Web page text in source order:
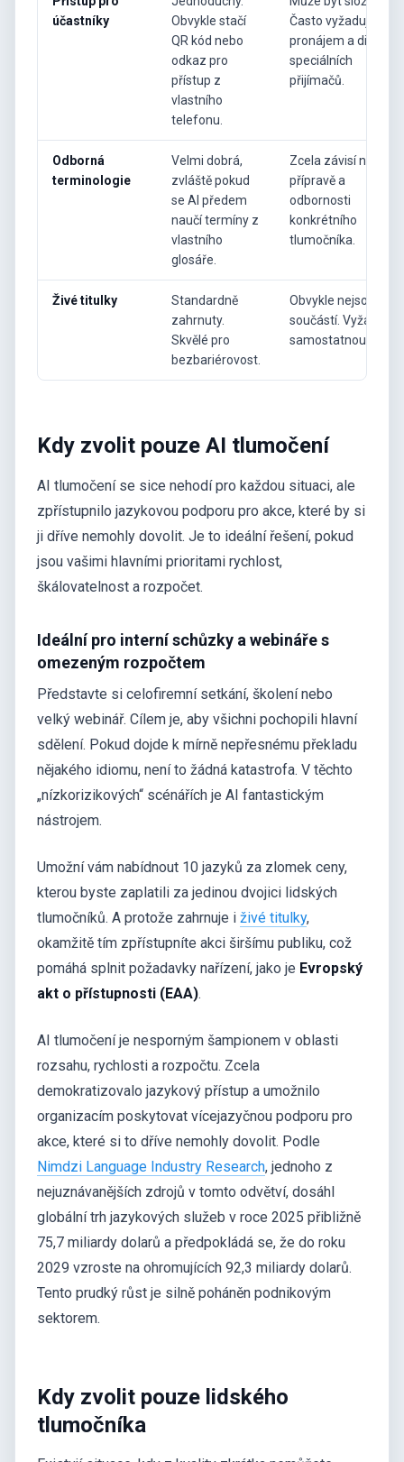
účastníky
Obvykle stačí
QR kód nebo
odkaz pro
přístup z
vlastního
telefonu.
Často vyžaduje
pronájem a
speciálních
přijímačů.
Odborná
terminologie
Velmi dobrá,
zvláště pokud
se AI předem
naučí termíny z
vlastního
glosáře.
Zcela závisí na
přípravě a
odbornosti
konkrétního
tlumočníka.
Živé titulky
Standardně
zahrnuty.
Skvělé pro
bezbariérovost.
Obvykle nejsou
součástí. Vyžadují
samostatnou
Kdy zvolit pouze AI tlumočení
AI tlumočení se sice nehodí pro každou situaci, ale
zpřístupnilo jazykovou podporu pro akce, které by si
ji dříve nemohly dovolit. Je to ideální řešení, pokud
jsou vašimi hlavními prioritami rychlost,
škálovatelnost a rozpočet.
Ideální pro interní schůzky a webináře s
omezeným rozpočtem
Představte si celofiremní setkání, školení nebo
velký webinář. Cílem je, aby všichni pochopili hlavní
sdělení. Pokud dojde k mírně nepřesnému překladu
nějakého idiomu, není to žádná katastrofa. V těchto
„nízkorizikových“ scénářích je AI fantastickým
nástrojem.
Umožní vám nabídnout 10 jazyků za zlomek ceny,
kterou byste zaplatili za jedinou dvojici lidských
tlumočníků. A protože zahrnuje i živé titulky,
okamžitě tím zpřístupníte akci širšímu publiku, což
pomáhá splnit požadavky nařízení, jako je Evropský
akt o přístupnosti (EAA).
AI tlumočení je nesporným šampionem v oblasti
rozsahu, rychlosti a rozpočtu. Zcela
demokratizovalo jazykový přístup a umožnilo
organizacím poskytovat vícejazyčnou podporu pro
akce, které si to dříve nemohly dovolit. Podle
Nimdzi Language Industry Research, jednoho z
nejuznávanějších zdrojů v tomto odvětví, dosáhl
globální trh jazykových služeb v roce 2025 přibližně
75,7 miliardy dolarů a předpokládá se, že do roku
2029 vzroste na ohromujících 92,3 miliardy dolarů.
Tento prudký růst je silně poháněn podnikovým
sektorem.
Kdy zvolit pouze lidského
tlumočníka